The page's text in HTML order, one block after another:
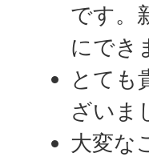
です。
にでき
とても
ざいま
大変な